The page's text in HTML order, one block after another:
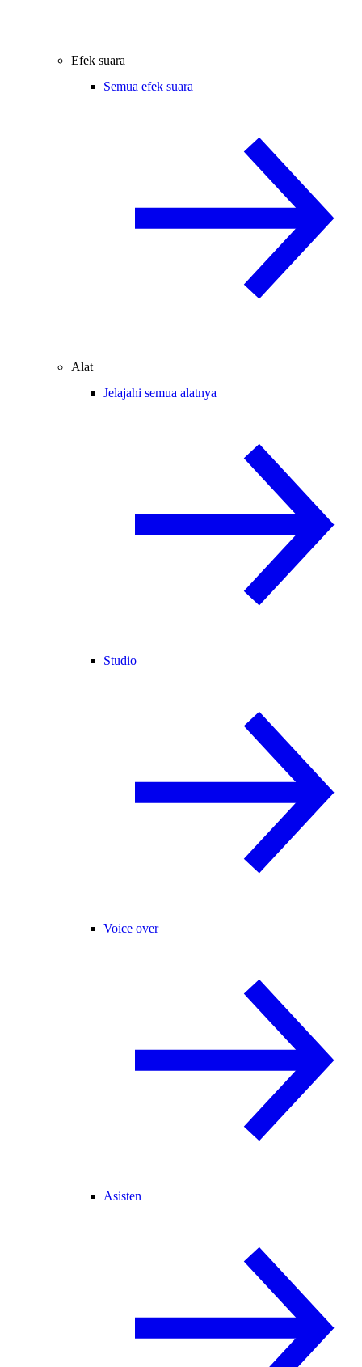
Efek suara
Semua efek suara
Alat
Jelajahi semua alatnya
Studio
Voice over
Asisten